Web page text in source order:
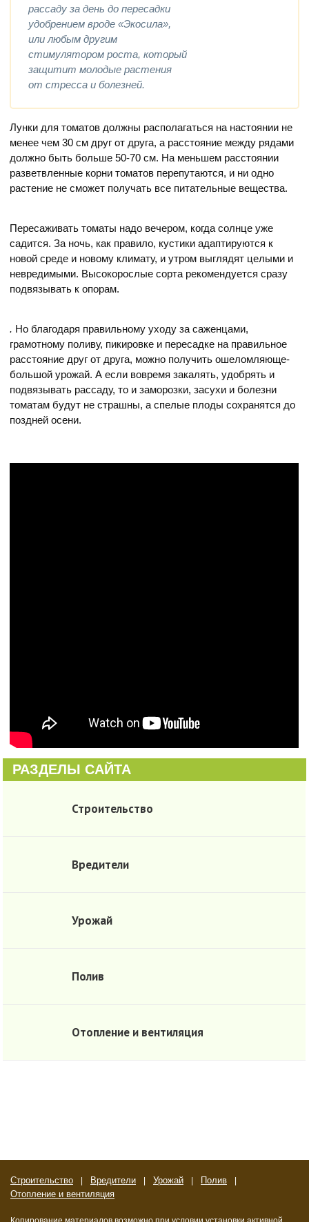
рассаду за день до пересадки
удобрением вроде «Экосила»,
или любым другим
стимулятором роста, который
защитит молодые растения
от стресса и болезней.
Лунки для томатов должны располагаться на настоянии не
менее чем 30 см друг от друга, а расстояние между рядами
должно быть больше 50-70 см. На меньшем расстоянии
разветвленные корни томатов перепутаются, и ни одно
растение не сможет получать все питательные вещества.
Пересаживать томаты надо вечером, когда солнце уже
садится. За ночь, как правило, кустики адаптируются к
новой среде и новому климату, и утром выглядят целыми и
невредимыми. Высокорослые сорта рекомендуется сразу
подвязывать к опорам.
. Но благодаря правильному уходу за саженцами,
грамотному поливу, пикировке и пересадке на правильное
расстояние друг от друга, можно получить ошеломляюще-
большой урожай. А если вовремя закалять, удобрять и
подвязывать рассаду, то и заморозки, засухи и болезни
томатам будут не страшны, а спелые плоды сохранятся до
поздней осени.
РАЗДЕЛЫ САЙТА
Строительство
Вредители
Урожай
Полив
Отопление и вентиляция
Строительство Вредители Урожай
Полив
Отопление и вентиляция